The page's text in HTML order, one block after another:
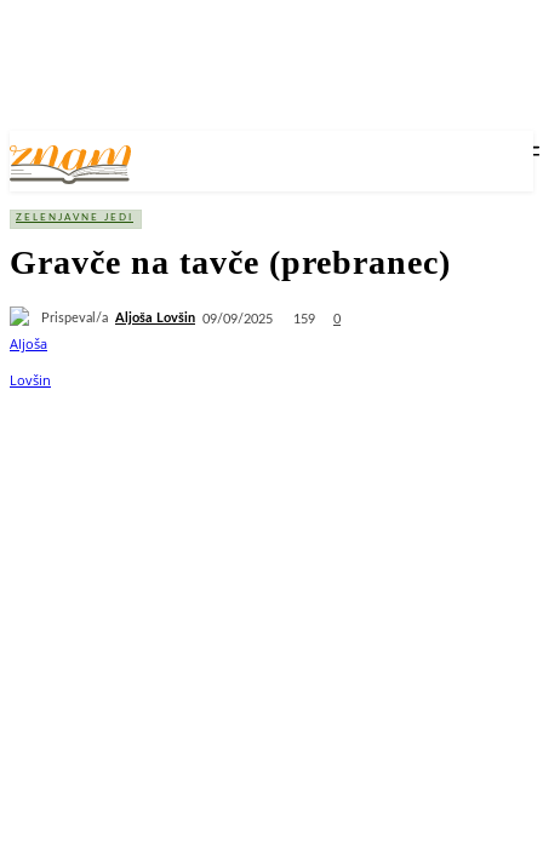
ZELENJAVNE JEDI
Gravče na tavče (prebranec)
Prispeval/a Aljoša Lovšin 09/09/2025 159 0